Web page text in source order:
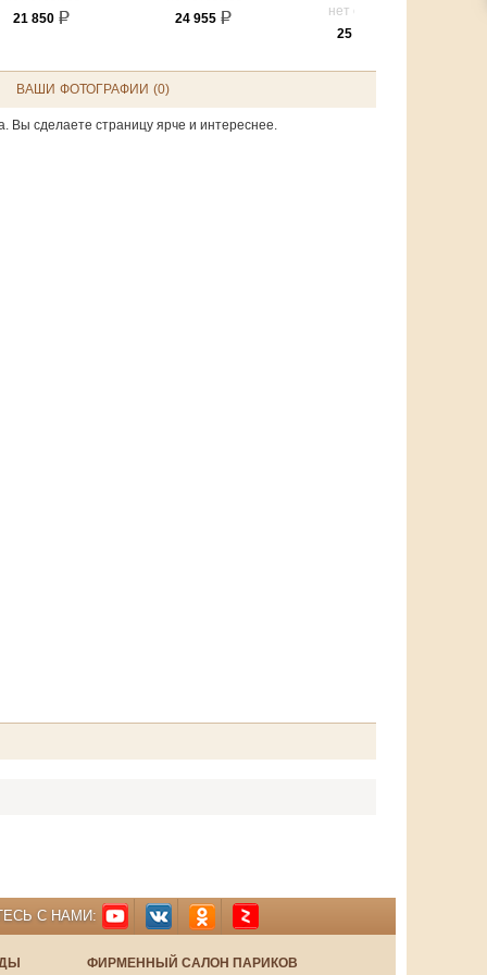
21 850
24 955
нет отзывов
25 300
ВАШИ ФОТОГРАФИИ (0)
Вы сделаете страницу ярче и интереснее.
С НАМИ:
ФИРМЕННЫЙ САЛОН ПАРИКОВ